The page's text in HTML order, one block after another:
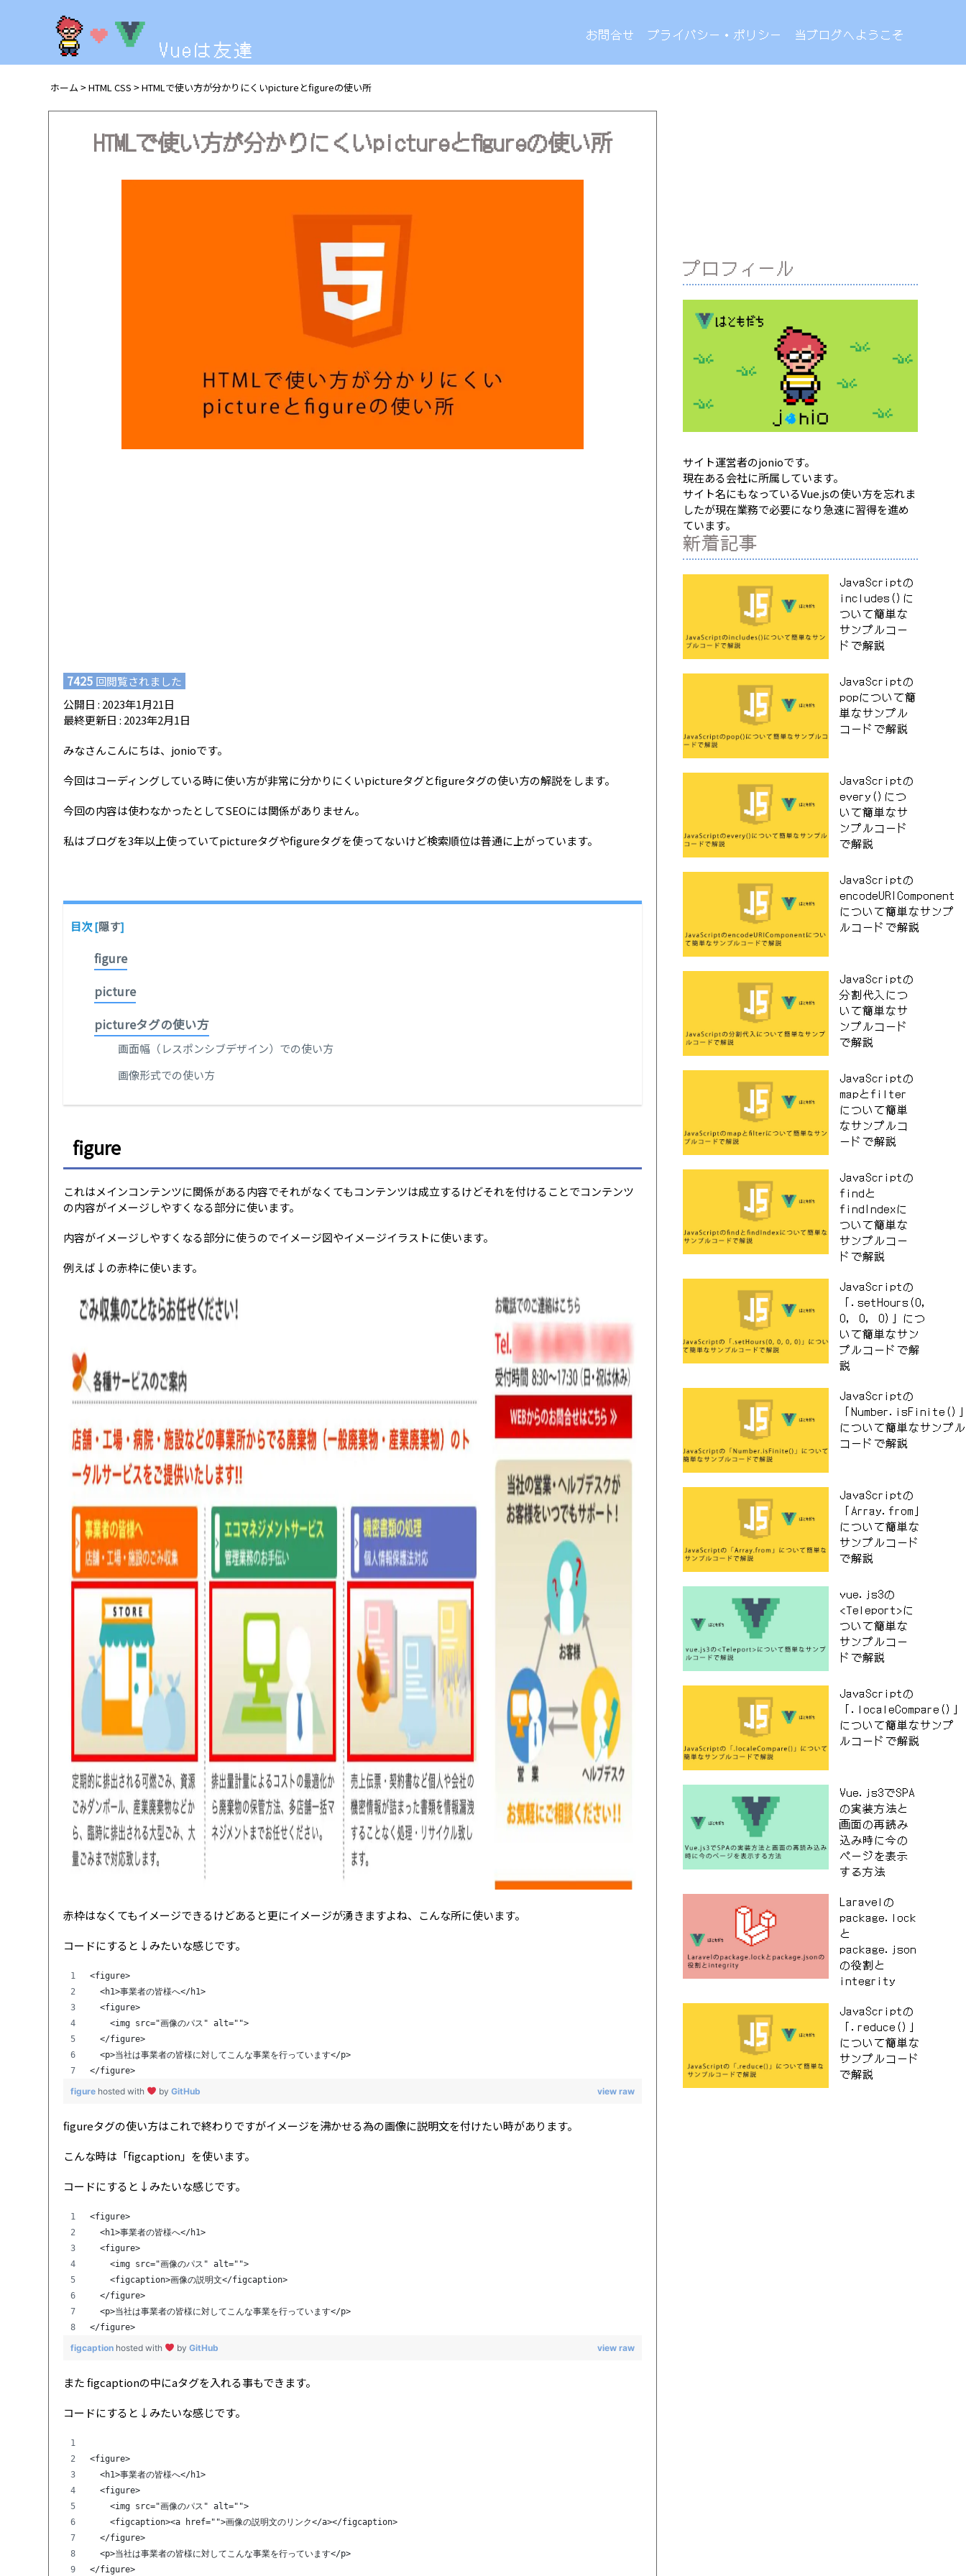
Vueは友達
お問合せ プライバシー・ポリシー 当ブログへようこそ
ホーム > HTML CSS > HTMLで使い方が分かりにくいpictureとfigureの使い所
HTMLで使い方が分かりにくいpictureとfigureの使い所
7425 回閲覧されました
公開日 : 2023年1月21日
最終更新日 : 2023年2月1日
みなさんこんにちは、jonioです。
今回はコーディングしている時に使い方が非常に分かりにくいpictureタグとfigureタグの使い方の解説をします。
今回の内容は使わなかったとしてSEOには関係がありません。
私はブログを3年以上使っていてpictureタグやfigureタグを使ってないけど検索順位は普通に上がっています。
目次[隠す]
figure
picture
pictureタグの使い方
画面幅（レスポンシブデザイン）での使い方
画像形式での使い方
figure
これはメインコンテンツに関係がある内容でそれがなくてもコンテンツは成立するけどそれを付けることでコンテンツ
の内容がイメージしやすくなる部分に使います。
内容がイメージしやすくなる部分に使うのでイメージ図やイメージイラストに使います。
例えば↓の赤枠に使います。
赤枠はなくてもイメージできるけどあると更にイメージが湧きますよね、こんな所に使います。
コードにすると↓みたいな感じです。
<figure>
  <h1>事業者の皆様へ</h1>
  <figure>
    <img src="画像のパス" alt="">
  </figure>
  <p>当社は事業者の皆様に対してこんな事業を行っています</p>
</figure>
view raw
figure hosted with by GitHub
figureタグの使い方はこれで終わりですがイメージを沸かせる為の画像に説明文を付けたい時があります。
こんな時は「figcaption」を使います。
コードにすると↓みたいな感じです。
<figure>
  <h1>事業者の皆様へ</h1>
  <figure>
    <img src="画像のパス" alt="">
    <figcaption>画像の説明文</figcaption>
  </figure>
  <p>当社は事業者の皆様に対してこんな事業を行っています</p>
</figure>
view raw
figcaption hosted with by GitHub
また figcaptionの中にaタグを入れる事もできます。
コードにすると↓みたいな感じです。
<figure>
  <h1>事業者の皆様へ</h1>
  <figure>
    <img src="画像のパス" alt="">
    <figcaption><a href="">画像の説明文のリンク</a></figcaption>
  </figure>
  <p>当社は事業者の皆様に対してこんな事業を行っています</p>
</figure>
プロフィール
サイト運営者のjonioです。
現在ある会社に所属しています。
サイト名にもなっているVue.jsの使い方を忘れま
したが現在業務で必要になり急速に習得を進め
ています。
新着記事
JavaScriptの
includes()に
ついて簡単な
サンプルコー
ドで解説
JavaScriptの
popについて簡
単なサンプル
コードで解説
JavaScriptの
every()につ
いて簡単なサ
ンプルコード
で解説
JavaScriptの
encodeURIComponent
について簡単なサンプ
ルコードで解説
JavaScriptの
分割代入につ
いて簡単なサ
ンプルコード
で解説
JavaScriptの
mapとfilter
について簡単
なサンプルコ
ードで解説
JavaScriptの
findと
findIndexに
ついて簡単な
サンプルコー
ドで解説
JavaScriptの
「.setHours(0,
0, 0, 0)」につ
いて簡単なサン
プルコードで解
説
JavaScriptの
「Number.isFinite()
について簡単なサンプル
コードで解説
JavaScriptの
「Array.from」
について簡単な
サンプルコード
で解説
vue.js3の
<Teleport>に
ついて簡単な
サンプルコー
ドで解説
JavaScriptの
「.localeCompare()」
について簡単なサンプ
ルコードで解説
Vue.js3でSPA
の実装方法と
画面の再読み
込み時に今の
ページを表示
する方法
Laravelの
package.lock
と
package.json
の役割と
integrity
JavaScriptの
「.reduce()」
について簡単な
サンプルコード
で解説